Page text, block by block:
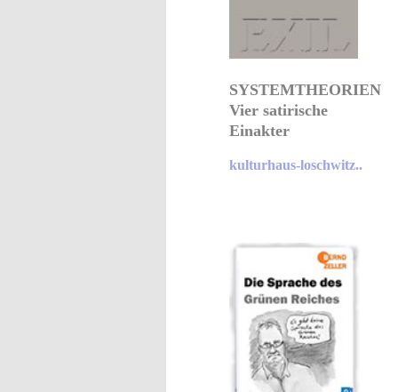
SYSTEMTHEORIEN
Vier satirische
Einakter
kulturhaus-loschwitz..